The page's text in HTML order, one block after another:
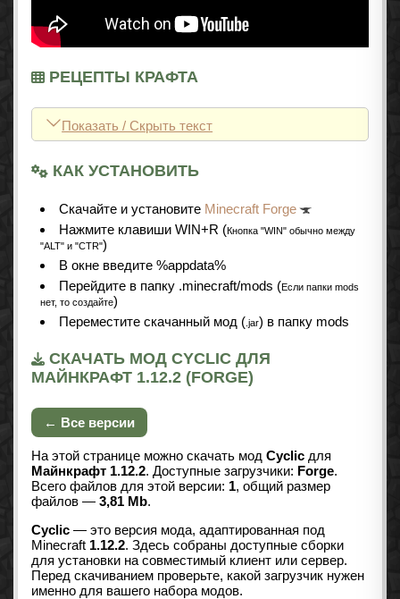
РЕЦЕПТЫ КРАФТА
Показать / Скрыть текст
КАК УСТАНОВИТЬ
Cкачайте и установите Minecraft Forge
Нажмите клавиши WIN+R (Кнопка "WIN" обычно между
"ALT" и "CTR")
В окне введите %appdata%
Перейдите в папку .minecraft/mods (Если папки mods
нет, то создайте)
Переместите скачанный мод ( .jar) в папку mods
СКАЧАТЬ МОД CYCLIC ДЛЯ
МАЙНКРАФТ 1.12.2 (FORGE)
← Все версии
На этой странице можно скачать мод Cyclic для
Майнкрафт 1.12.2. Доступные загрузчики: Forge.
Всего файлов для этой версии: 1, общий размер
файлов — 3,81 Mb.
Cyclic — это версия мода, адаптированная под
Minecraft 1.12.2. Здесь собраны доступные сборки
для установки на совместимый клиент или сервер.
Перед скачиванием проверьте, какой загрузчик нужен
именно для вашего набора модов.